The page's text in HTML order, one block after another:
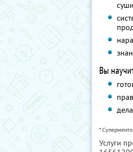
Вы
*
Услуги